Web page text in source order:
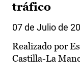
tráfico
07 de Julio de
Realizado por
Castilla-La